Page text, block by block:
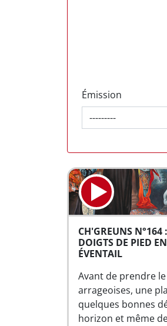
Émission
CH'GREUNS N°164
DOIGTS DE PIED EN
ÉVENTAIL
Avant de prendre
arrageoises, une
quelques bonnes
horizon et même